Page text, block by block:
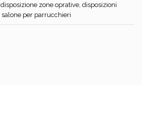
disposizione zone oprative disposizioni
salone per parrucchieri